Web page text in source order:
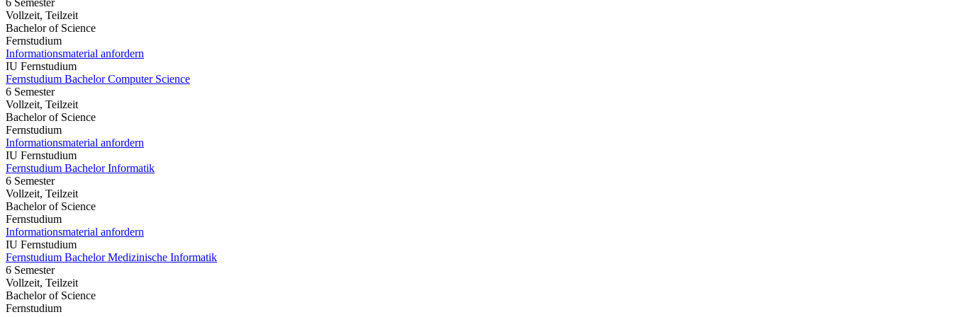
Vollzeit, Teilzeit
Bachelor of Science
Fernstudium
Informationsmaterial anfordern
IU Fernstudium
Fernstudium Bachelor Computer Science
6 Semester
Vollzeit, Teilzeit
Bachelor of Science
Fernstudium
Informationsmaterial anfordern
IU Fernstudium
Fernstudium Bachelor Informatik
6 Semester
Vollzeit, Teilzeit
Bachelor of Science
Fernstudium
Informationsmaterial anfordern
IU Fernstudium
Fernstudium Bachelor Medizinische Informatik
6 Semester
Vollzeit, Teilzeit
Bachelor of Science
Fernstudium